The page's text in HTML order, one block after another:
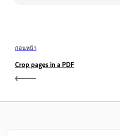
ก่อนหน้า
Crop pages in a PDF